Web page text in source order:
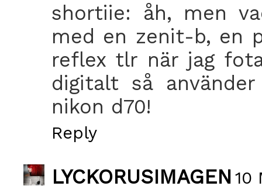
shortiie: åh, men
med en zenit-b, en
reflex tlr när jag
digitalt så
nikon d70!
Reply
LYCKORUSIMAGEN 10